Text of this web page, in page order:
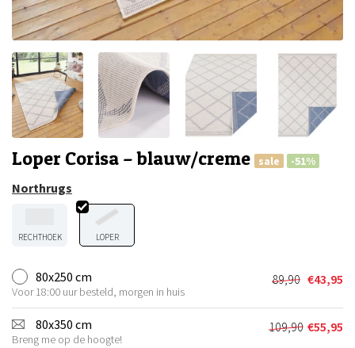
Loper Corisa – blauw/creme sale -51%
Northrugs
RECHTHOEK LOPER
80x250 cm
Voor 18:00 uur besteld, morgen in huis
89,90
prijs
was:
€89,90.
€43,95
Huidige
prijs
is:
€43,95.
80x350 cm
Breng me op de hoogte!
109,90 €55,95
Huidige